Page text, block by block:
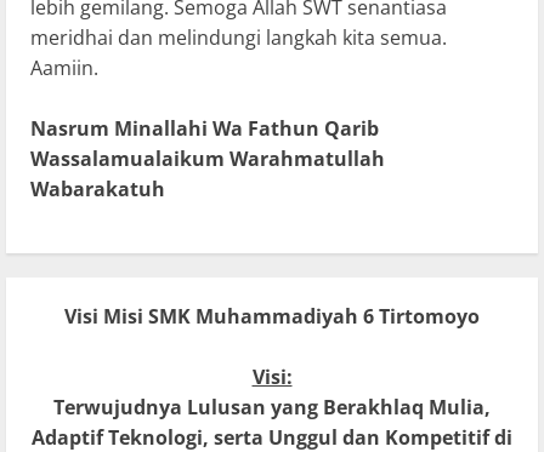
lebih gemilang. Semoga Allah SWT senantiasa
meridhai dan melindungi langkah kita semua.
Aamiin.
Nasrum Minallahi Wa Fathun Qarib
Wassalamualaikum Warahmatullah
Wabarakatuh
Visi Misi SMK Muhammadiyah 6 Tirtomoyo
Visi:
Terwujudnya Lulusan yang Berakhlaq Mulia,
Adaptif Teknologi, serta Unggul dan Kompetitif di